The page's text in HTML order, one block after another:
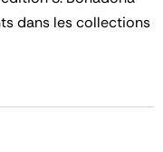
dans les collections